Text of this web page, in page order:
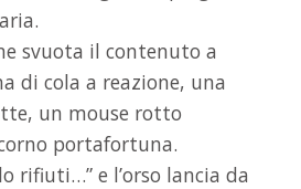
svuota il contenuto a
di cola a reazione, una
un mouse rotto
portafortuna.
rifiuti…” e l’orso lancia da